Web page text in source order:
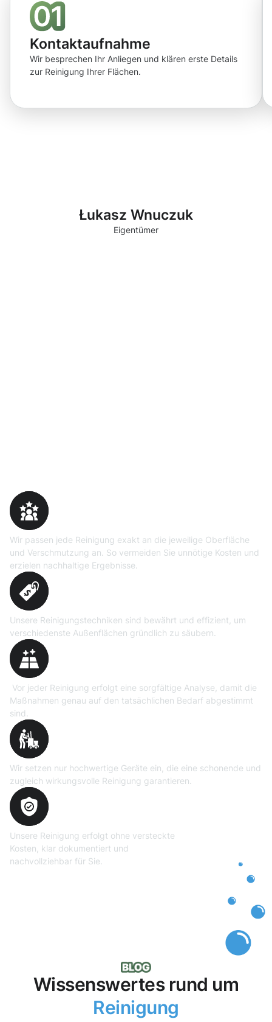
Kontaktaufnahme
Wir besprechen Ihr Anliegen und klären erste Details
zur Reinigung Ihrer Flächen.
Wir passen jede Reinigung exakt an die jeweilige Oberfläche
und Verschmutzung an. So vermeiden Sie unnötige Kosten und
erzielen nachhaltige Ergebnisse.
Unsere Reinigungstechniken sind bewährt und effizient, um
verschiedenste Außenflächen gründlich zu säubern.
Łukasz Wnuczuk
Eigentümer
Vor jeder Reinigung erfolgt eine sorgfältige Analyse, damit die
Maßnahmen genau auf den tatsächlichen Bedarf abgestimmt
sind.
Wir setzen nur hochwertige Geräte ein, die eine schonende und
zugleich wirkungsvolle Reinigung garantieren.
Unsere Reinigung erfolgt ohne versteckte
Kosten, klar dokumentiert und
nachvollziehbar für Sie.
Wissenswertes rund um
Reinigung